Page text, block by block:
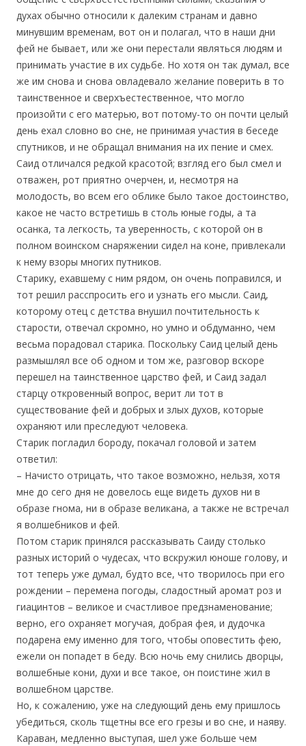
духах обычно относили к далеким странам и давно
минувшим временам, вот он и полагал, что в наши дни
фей не бывает, или же они перестали являться людям и
принимать участие в их судьбе. Но хотя он так думал, все
же им снова и снова овладевало желание поверить в то
таинственное и сверхъестественное, что могло
произойти с его матерью, вот потому-то он почти целый
день ехал словно во сне, не принимая участия в беседе
спутников, и не обращал внимания на их пение и смех.
Саид отличался редкой красотой; взгляд его был смел и
отважен, рот приятно очерчен, и, несмотря на
молодость, во всем его облике было такое достоинство,
какое не часто встретишь в столь юные годы, а та
осанка, та легкость, та уверенность, с которой он в
полном воинском снаряжении сидел на коне, привлекали
к нему взоры многих путников.
Старику, ехавшему с ним рядом, он очень поправился, и
тот решил расспросить его и узнать его мысли. Саид,
которому отец с детства внушил почтительность к
старости, отвечал скромно, но умно и обдуманно, чем
весьма порадовал старика. Поскольку Саид целый день
размышлял все об одном и том же, разговор вскоре
перешел на таинственное царство фей, и Саид задал
старцу откровенный вопрос, верит ли тот в
существование фей и добрых и злых духов, которые
охраняют или преследуют человека.
Старик погладил бороду, покачал головой и затем
ответил:
– Начисто отрицать, что такое возможно, нельзя, хотя
мне до сего дня не довелось еще видеть духов ни в
образе гнома, ни в образе великана, а также не встречал
я волшебников и фей.
Потом старик принялся рассказывать Саиду столько
разных историй о чудесах, что вскружил юноше голову, и
тот теперь уже думал, будто все, что творилось при его
рождении – перемена погоды, сладостный аромат роз и
гиацинтов – великое и счастливое предзнаменование;
верно, его охраняет могучая, добрая фея, и дудочка
подарена ему именно для того, чтобы оповестить фею,
ежели он попадет в беду. Всю ночь ему снились дворцы,
волшебные кони, духи и все такое, он поистине жил в
волшебном царстве.
Но, к сожалению, уже на следующий день ему пришлось
убедиться, сколь тщетны все его грезы и во сне, и наяву.
Караван, медленно выступая, шел уже больше чем